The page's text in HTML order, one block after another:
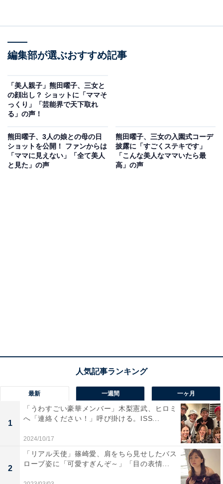
編集部が選ぶおすすめ記事
「美人親子」熊田曜子、三女と
の顔出し？ ショットに「ママそ
っくり」「芸能界で天下取れ
る」の声！
熊田曜子、3人の娘との母の日
ショットを公開！ ファンからは
「ママに見えない」「全て美人
と見た」の声
熊田曜子、三女の入園式コーデ
披露に「すごくステキです」
「こんな美人なママいたら最
高」の声
最新 一週間 一ヶ月
1
「うわすごい豪華メンバー」木梨憲武、ヒロミ
へ「連絡ください！」呼び掛ける。ISS...
2024/10/17
2
「リアル天使」篠崎愛、肩をちら見せしたバス
ローブ姿に「可愛すぎんぞ～」「目の表情...